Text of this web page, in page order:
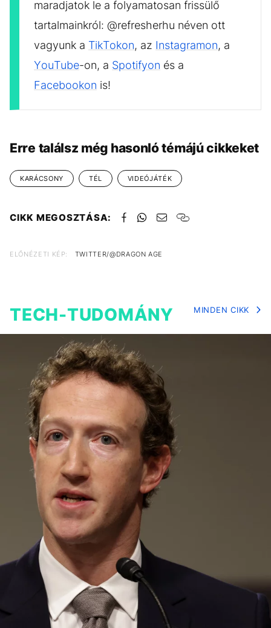
maradjatok le a folyamatosan frissülő
tartalmainkról: @refresherhu néven ott
vagyunk a TikTokon , az Instagramon , a
YouTube-on, a Spotifyon és a
Facebookon is!
Erre találsz még hasonló témájú cikkeket
KARÁCSONY TÉL VIDEÓJÁTÉK
CIKK MEGOSZTÁSA:
ELŐNÉZETI KÉP: TWITTER/@DRAGON AGE
TECH-TUDOMÁNY MINDEN CIKK